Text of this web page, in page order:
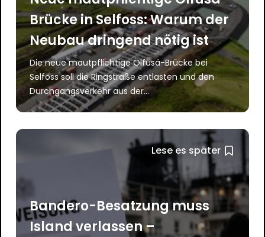
Brücke in Selfoss: Warum der
Neubau dringend nötig ist
Die neue mautpflichtige Ölfusá-Brücke bei
Selfoss soll die Ringstraße entlasten und den
Durchgangsverkehr aus der...
Lese es später
Bandero-Besatzung muss
Island verlassen –